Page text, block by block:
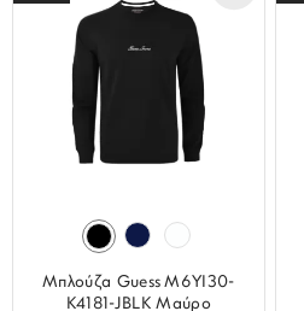
Μπλούζα Guess M6YI30-
K4181-JBLK Μαύρο